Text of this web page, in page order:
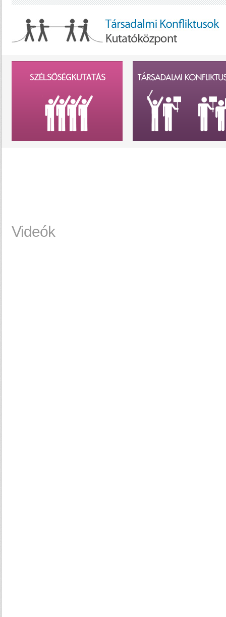
Videók